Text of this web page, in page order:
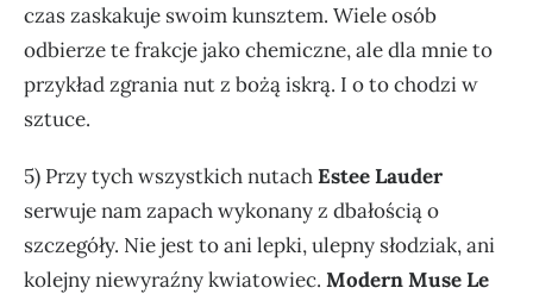
czas zaskakuje swoim kunsztem. Wiele osób
odbierze te frakcje jako chemiczne, ale dla mnie to
przykład zgrania nut z bożą iskrą. I o to chodzi w
sztuce.
5) Przy tych wszystkich nutachEstee Lauder
serwuje nam zapach wykonany z dbałością o
szczegóły. Nie jest to ani lepki, ulepny słodziak, ani
kolejny niewyraźny kwiatowiec. Modern Muse Le